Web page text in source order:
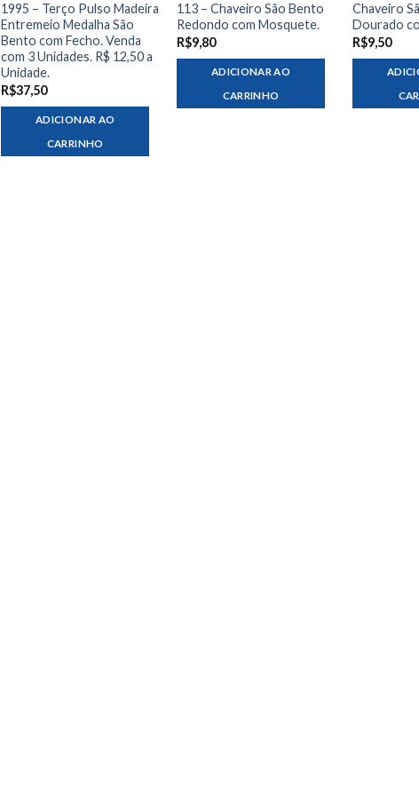
1995 – Terço Pulso Madeira
Entremeio Medalha São
Bento com Fecho. Venda
com 3 Unidades. R$ 12,50 a
Unidade.
R$37,50
ADICIONAR AO
CARRINHO
113 – Chaveiro São Bento
Redondo com Mosquete.
R$9,80
ADICIONAR AO
CARRINHO
Chaveiro
Dourado
R$9,50